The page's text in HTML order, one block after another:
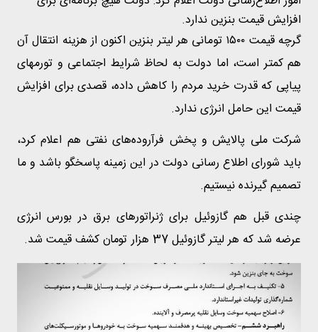
افزایش قیمت بنزین ندارد.
گرچه قیمت ۱۵۰۰ تومانی هر لیتر بنزین اکنون از هزینه انتقال آن
هم کمتر است، اما دولت به لحاظ شرایط اجتماعی و تورمهای
پیاپی که قدرت خرید مردم را کاهش داده،‌ قصدی برای افزایش
قیمت این حامل انرژی ندارد.
شرکت ملی پالایش و پخش فرآروده‌های نفتی هم اعلام کرد،‌
باید شورای اطلاع رسانی دولت در این زمینه پاسخگو باشد و ما
تصمیم گیرنده نیستیم.
چندی قبل هم گازوئیل برای ژنراتورهای برق در بورس انرژی
عرضه شد که هر لیتر گازوئیل 37 هزار تومان کشف قیمت شد.